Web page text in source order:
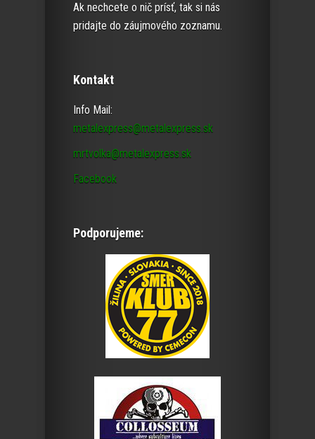
Ak nechcete o nič prísť, tak si nás
pridajte do záujmového zoznamu.
Kontakt
Info Mail:
metalexpress@metalexpress.sk
mrtvolka@metalexpress.sk
Facebook
Podporujeme: